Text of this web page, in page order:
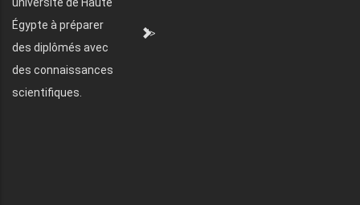
Égypte à préparer
des diplômés avec
des connaissances
scientifiques.
">